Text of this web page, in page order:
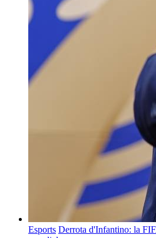
Esports Derrota d'Infantino: la